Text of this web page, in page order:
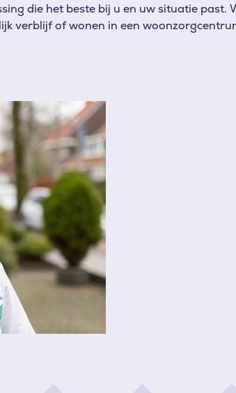
die het beste bij u en uw situatie
verblijf of wonen in een